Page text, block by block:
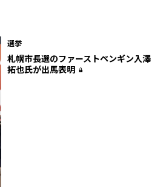
選挙
札幌市長選のファーストペンギン――入澤
拓也氏が出馬表明